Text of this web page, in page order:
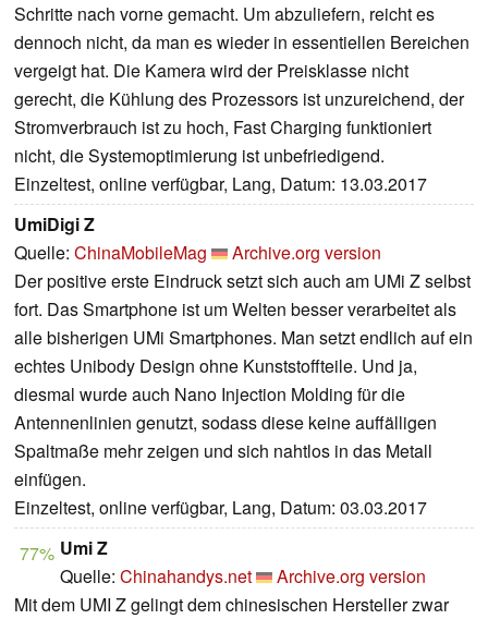
Schritte nach vorne gemacht. Um abzuliefern, reicht es
dennoch nicht, da man es wieder in essentiellen Bereichen
vergeigt hat. Die Kamera wird der Preisklasse nicht
gerecht, die Kühlung des Prozessors ist unzureichend, der
Stromverbrauch ist zu hoch, Fast Charging funktioniert
nicht, die Systemoptimierung ist unbefriedigend.
Einzeltest, online verfügbar, Lang, Datum: 13.03.2017
UmiDigi Z
Quelle: ChinaMobileMag
Archive.org version
Der positive erste Eindruck setzt sich auch am UMi Z selbst
fort. Das Smartphone ist um Welten besser verarbeitet als
alle bisherigen UMi Smartphones. Man setzt endlich auf ein
echtes Unibody Design ohne Kunststoffteile. Und ja,
diesmal wurde auch Nano Injection Molding für die
Antennenlinien genutzt, sodass diese keine auffälligen
Spaltmaße mehr zeigen und sich nahtlos in das Metall
einfügen.
Einzeltest, online verfügbar, Lang, Datum: 03.03.2017
77% Umi Z
Quelle: Chinahandys.net
Archive.org version
Mit dem UMI Z gelingt dem chinesischen Hersteller zwar